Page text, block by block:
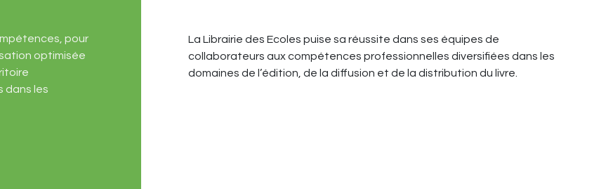
pour
optimisée
dans les
La Librairie des Ecoles puise sa réussite dans ses équipes de
collaborateurs aux compétences professionnelles diversifiées dans les
domaines de l’édition, de la diffusion et de la distribution du livre.